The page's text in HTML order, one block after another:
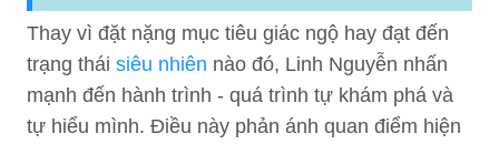
Thay vì đặt nặng mục tiêu giác ngộ hay đạt đến
trạng thái siêu nhiên nào đó, Linh Nguyễn nhấn
mạnh đến hành trình - quá trình tự khám phá và
tự hiểu mình. Điều này phản ánh quan điểm hiện